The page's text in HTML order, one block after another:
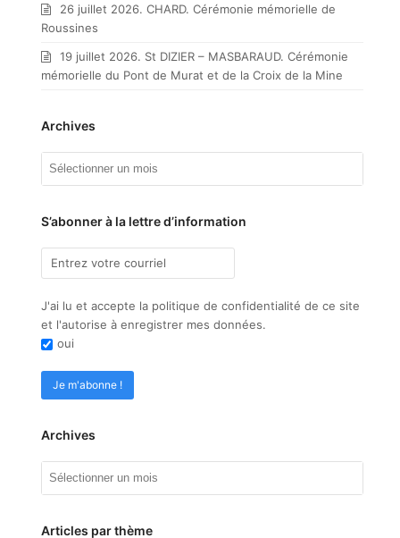
26 juillet 2026. CHARD. Cérémonie mémorielle de
Roussines
19 juillet 2026. St DIZIER – MASBARAUD. Cérémonie
mémorielle du Pont de Murat et de la Croix de la Mine
Archives
S’abonner à la lettre d’information
J'ai lu et accepte la politique de confidentialité de ce site
et l'autorise à enregistrer mes données.
oui
Archives
Articles par thème